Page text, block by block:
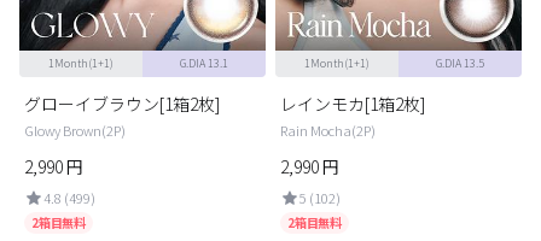
ショッピングガイド
アプリダウンロード
INSTAGRAM LINE
1Month(1+1) G.DIA 13.1
グローイブラウン[1箱2枚]
Glowy Brown(2P)
2,990円
4.8 (499)
2箱目無料
1Month(1+1) G.DIA 13.5
レインモカ[1箱2枚]
Rain Mocha(2P)
2,990円
5 (102)
2箱目無料